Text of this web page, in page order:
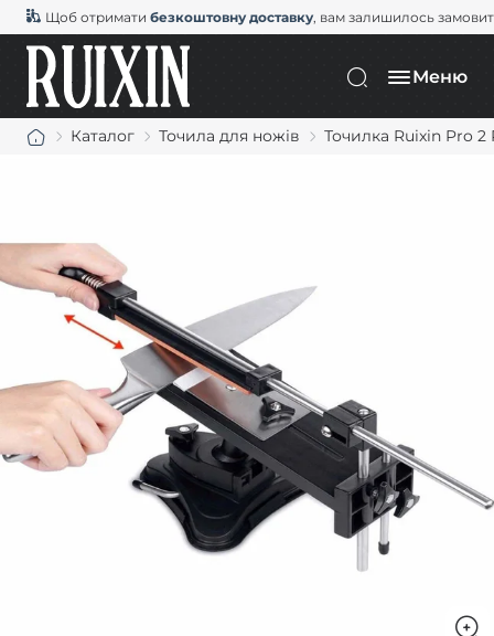
Щоб отримати безкоштовну доставку, вам залишилось
Меню
Каталог Точила для ножів Точилка Ruixin Pro 2